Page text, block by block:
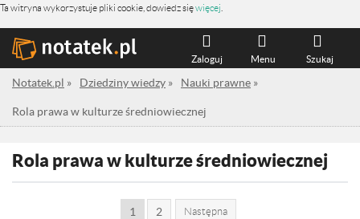
Ta witryna wykorzystuje pliki cookie, dowiedz sięwięcej
Szukaj
Menu
Zaloguj
Notatek.pl » Dziedziny wiedzy » Nauki prawne »
Rola prawa w kulturze średniowiecznej
Rola prawa w kulturze średniowiecznej
1 2 Następna